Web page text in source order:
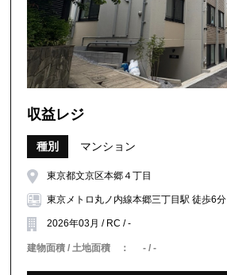
収益レジ
種別 マンション
東京都文京区本郷４丁目
東京メトロ丸ノ内線本郷三丁目駅 徒歩6分
2026年03月 / RC / -
建物面積 / 土地面積 ： - / -